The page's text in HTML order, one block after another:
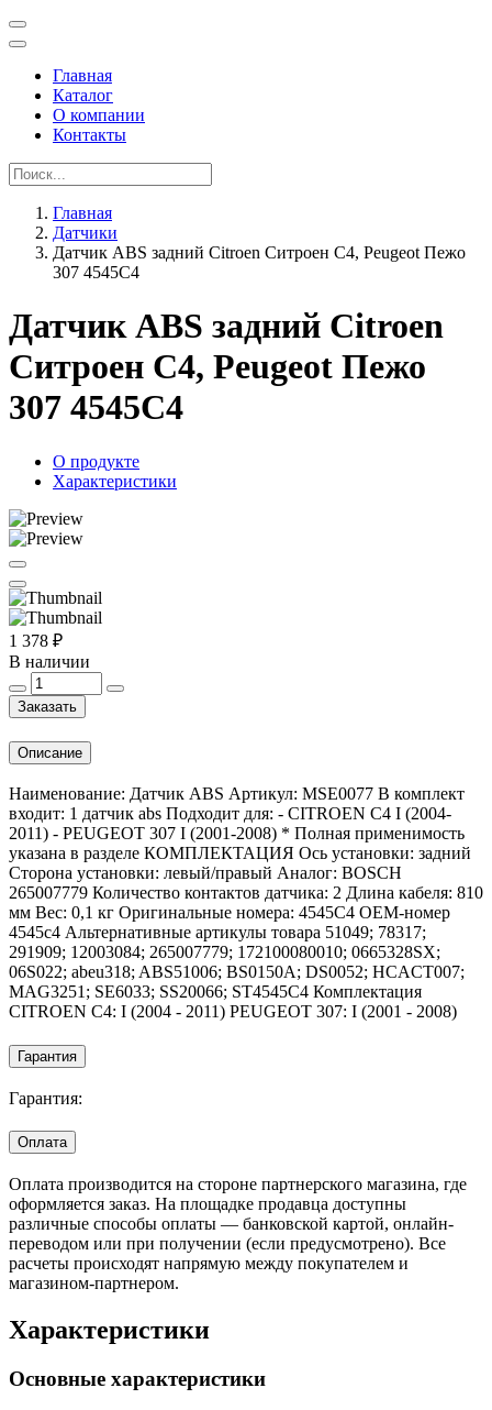
Главная
Каталог
О компании
Контакты
Главная
Датчики
Датчик ABS задний Citroen Ситроен C4, Peugeot Пежо
307 4545C4
Датчик ABS задний Citroen
Ситроен C4, Peugeot Пежо
307 4545C4
О продукте
Характеристики
1 378 ₽
В наличии
Заказать
Описание
Наименование: Датчик ABS Артикул: MSE0077 В комплект
входит: 1 датчик abs Подходит для: - CITROEN C4 I (2004-
2011) - PEUGEOT 307 I (2001-2008) * Полная применимость
указана в разделе КОМПЛЕКТАЦИЯ Ось установки: задний
Сторона установки: левый/правый Аналог: BOSCH
265007779 Количество контактов датчика: 2 Длина кабеля: 810
мм Вес: 0,1 кг Оригинальные номера: 4545C4 OEM-номер
4545c4 Альтернативные артикулы товара 51049; 78317;
291909; 12003084; 265007779; 172100080010; 0665328SX;
06S022; abeu318; ABS51006; BS0150A; DS0052; HCACT007;
MAG3251; SE6033; SS20066; ST4545C4 Комплектация
CITROEN C4: I (2004 - 2011) PEUGEOT 307: I (2001 - 2008)
Гарантия
Гарантия:
Оплата
Оплата производится на стороне партнерского магазина, где
оформляется заказ. На площадке продавца доступны
различные способы оплаты — банковской картой, онлайн-
переводом или при получении (если предусмотрено). Все
расчеты происходят напрямую между покупателем и
магазином-партнером.
Характеристики
Основные характеристики